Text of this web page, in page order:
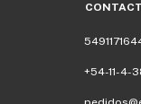
+54-11-4-